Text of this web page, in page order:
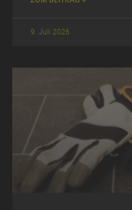
9. Juli 2026